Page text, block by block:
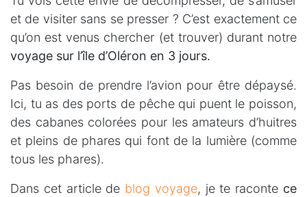
et de visiter sans se presser ? C’est exactement ce
qu’on est venus chercher (et trouver) durant notre
voyage sur l’île d’Oléron en 3 jours.
Pas besoin de prendre l’avion pour être dépaysé.
Ici, tu as des ports de pêche qui puent le poisson,
des cabanes colorées pour les amateurs d’huitres
et pleins de phares qui font de la lumière (comme
tous les phares).
Dans cet article de blog voyage, je te raconte ce